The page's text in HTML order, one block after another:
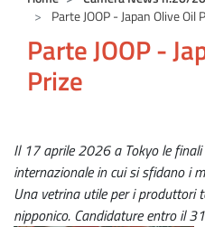
Parte JOOP - Japan Olive Oil
Parte JOOP -
Prize
Il 17 aprile 2026 a Tokyo le finali
internazionale in cui si sfidano i
Una vetrina utile per i produttori
nipponico. Candidature entro il